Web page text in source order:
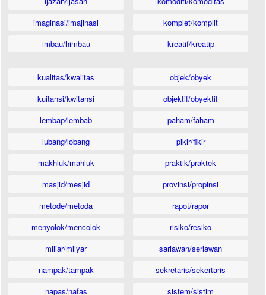
imaginasi/imajinasi
imbau/himbau
komplet/komplit
kreatif/kreatip
kualitas/kwalitas
kuitansi/kwitansi
lembap/lembab
lubang/lobang
makhluk/mahluk
masjid/mesjid
metode/metoda
menyolok/mencolok
miliar/milyar
nampak/tampak
napas/nafas
objek/obyek
objektif/obyektif
paham/faham
pikir/fikir
praktik/praktek
provinsi/propinsi
rapot/rapor
risiko/resiko
sariawan/seriawan
sekretaris/sekertaris
sistem/sistim